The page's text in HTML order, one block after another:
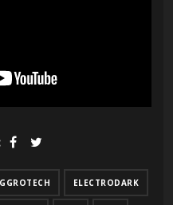
ELECTRODARK